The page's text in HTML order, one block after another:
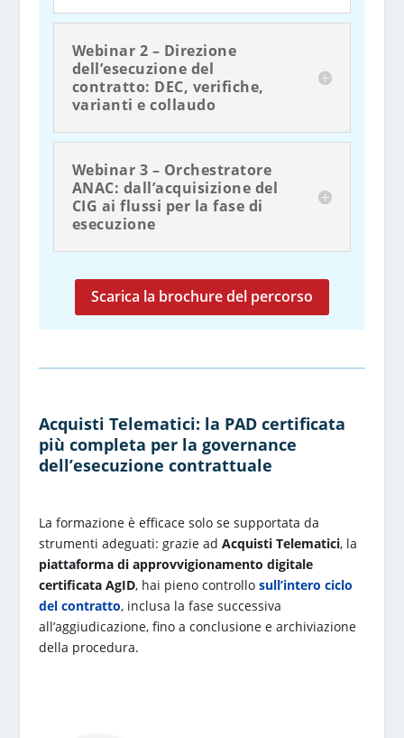
Webinar 2 – Direzione
dell’esecuzione del
contratto: DEC, verifiche,
varianti e collaudo
Webinar 3 – Orchestratore
ANAC: dall’acquisizione del
CIG ai flussi per la fase di
esecuzione
Scarica la brochure del percorso
Acquisti Telematici: la PAD certificata
più completa per la governance
dell’esecuzione contrattuale
La formazione è efficace solo se supportata da
strumenti adeguati: grazie ad Acquisti Telematici, la
piattaforma di approvvigionamento digitale
certificata AgID, hai pieno controllo sull’intero ciclo
del contratto, inclusa la fase successiva
all’aggiudicazione, fino a conclusione e archiviazione
della procedura.